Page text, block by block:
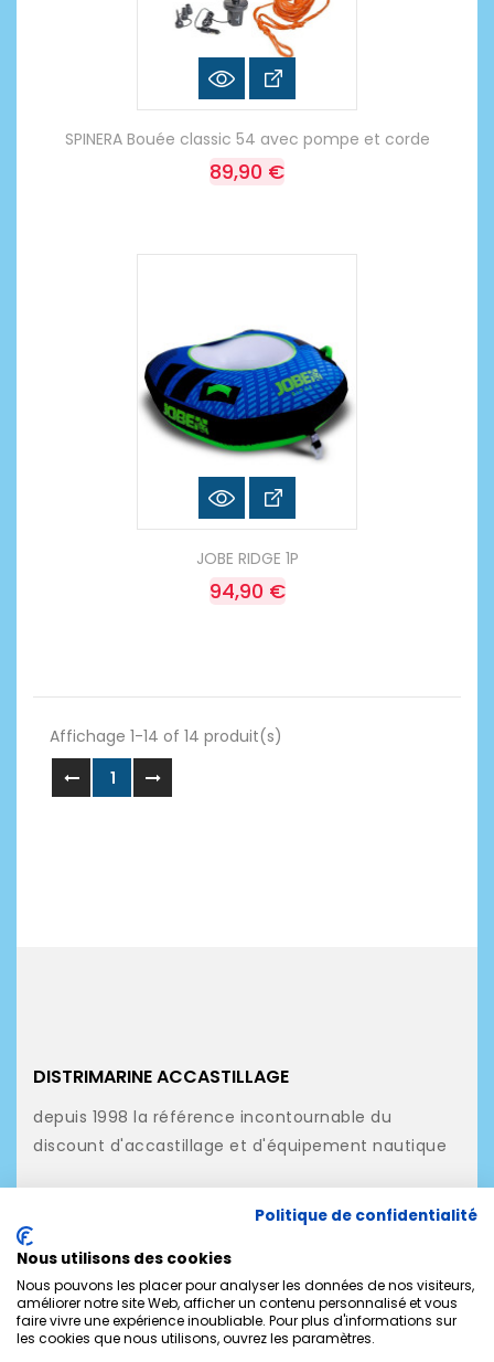
SPINERA Bouée classic 54 avec pompe et corde
89,90 €
JOBE RIDGE 1P
94,90 €
Affichage 1-14 of 14 produit(s)
1
DISTRIMARINE ACCASTILLAGE
depuis 1998 la référence incontournable du
discount d'accastillage et d'équipement nautique
NOS PRODUITS
MON COMPTE
CONTACTEZ-NOUS
Politique de confidentialité
Nous utilisons des cookies
Nous pouvons les placer pour analyser les données de nos visiteurs,
améliorer notre site Web, afficher un contenu personnalisé et vous
faire vivre une expérience inoubliable. Pour plus d'informations sur
les cookies que nous utilisons, ouvrez les paramètres.